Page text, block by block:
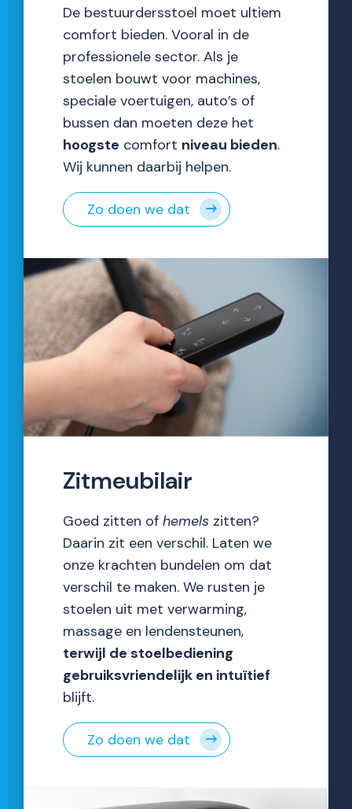
De bestuurdersstoel moet ultiem
comfort bieden. Vooral in de
professionele sector. Als je
stoelen bouwt voor machines,
speciale voertuigen, auto’s of
bussen dan moeten deze het
hoogste comfort niveau bieden.
Wij kunnen daarbij helpen.
Zo doen we dat
Zitmeubilair
Goed zitten of hemels zitten?
Daarin zit een verschil. Laten we
onze krachten bundelen om dat
verschil te maken. We rusten je
stoelen uit met verwarming,
massage en lendensteunen,
terwijl de stoelbediening
gebruiksvriendelijk en intuïtief
blijft.
Zo doen we dat